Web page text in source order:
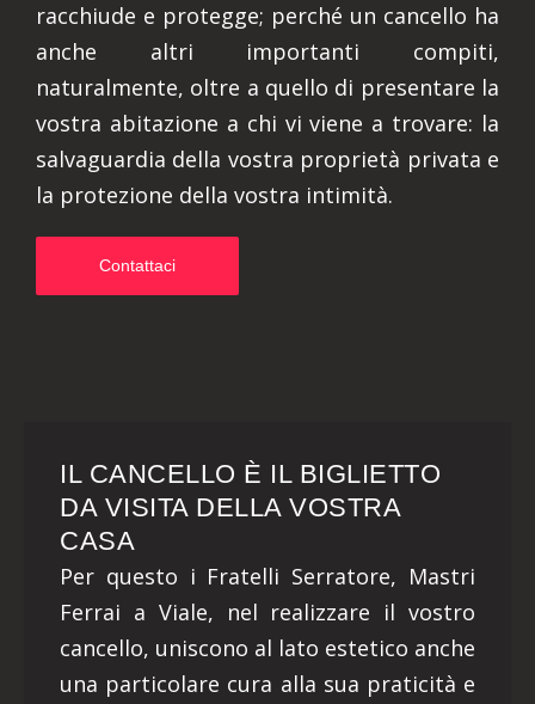
racchiude e protegge; perché un cancello ha
anche altri importanti compiti,
naturalmente, oltre a quello di presentare la
vostra abitazione a chi vi viene a trovare: la
salvaguardia della vostra proprietà privata e
la protezione della vostra intimità.
Contattaci
IL CANCELLO È IL BIGLIETTO
DA VISITA DELLA VOSTRA
CASA
Per questo i Fratelli Serratore, Mastri
Ferrai a Viale, nel realizzare il vostro
cancello, uniscono al lato estetico anche
una particolare cura alla sua praticità e